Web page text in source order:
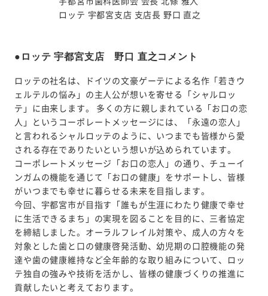
ロッテ 宇都宮支店 支店長 野口 直之
●ロッテ 宇都宮支店 野口 直之コメント
ロッテの社名は、ドイツの文豪ゲーテによる名作「若きウ
ェルテルの悩み」の主人公が想いを寄せる「シャルロッ
テ」に由来します。 多くの方に親しまれている「お口の恋
人」というコーポレートメッセージには、「永遠の恋人」
と言われるシャルロッテのように、いつまでも皆様から愛
される存在でありたいという想いが込められています。
コーポレートメッセージ「お口の恋人」の通り、チューイ
ンガムの機能を通じて「お口の健康」をサポートし、皆様
がいつまでも幸せに暮らせる未来を目指します。
今回、宇都宮市が目指す「誰もが生涯にわたり健康で幸せ
に生活できるまち」の実現を図ることを目的に、三者協定
を締結しました。オーラルフレイル対策や、成人の方々を
対象とした歯と口の健康啓発活動、幼児期の口腔機能の発
達や歯の健康維持など全年齢的な取り組みについて、ロッ
テ独自の強みや技術を活かし、皆様の健康づくりの推進に
貢献したいと考えております。